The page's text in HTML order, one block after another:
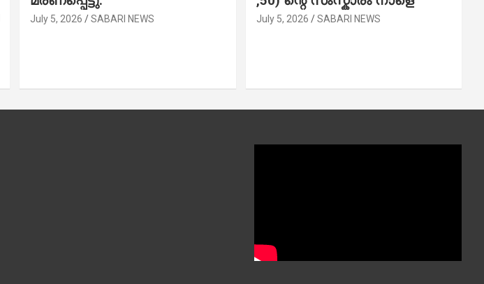
July 5, 2026 SABARI NEWS July 5, 2026 SABARI NEWS